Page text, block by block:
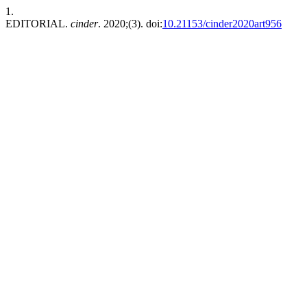
1.
EDITORIAL. cinder. 2020;(3). doi:10.21153/cinder2020art956